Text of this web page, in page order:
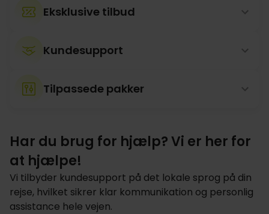
Eksklusive tilbud
Kundesupport
Tilpassede pakker
Har du brug for hjælp? Vi er her for
at hjælpe!
Vi tilbyder kundesupport på det lokale sprog på din
rejse, hvilket sikrer klar kommunikation og personlig
assistance hele vejen.